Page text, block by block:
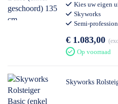
Kies uw eigen
Skyworks
Semi-
€ 1.083,00
Op voorraad
Skyworks